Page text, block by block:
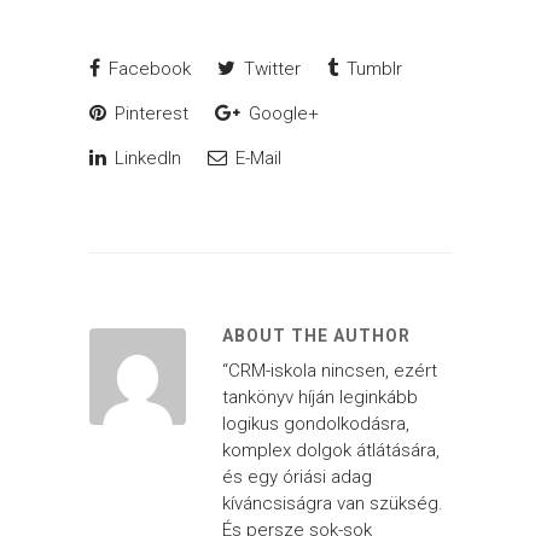
Facebook Twitter Tumblr
Pinterest Google+
LinkedIn E-Mail
ABOUT THE AUTHOR
“CRM-iskola nincsen, ezért
tankönyv híján leginkább
logikus gondolkodásra,
komplex dolgok átlátására,
és egy óriási adag
kíváncsiságra van szükség.
És persze sok-sok